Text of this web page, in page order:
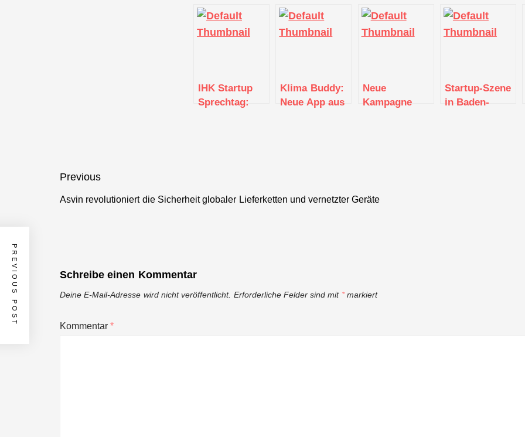
IHK Startup
Sprechtag:
Klima Buddy:
Neue App aus
Neue
Kampagne
Startup-Szene
in Baden-
Beitragsnavigation
Previous
Previous
Asvin revolutioniert die Sicherheit globaler Lieferketten und vernetzter Geräte
PREVIOUS POST Schreibe einen Kommentar
Deine E-Mail-Adresse wird nicht veröffentlicht. Erforderliche Felder sind mit *markiert
Kommentar*